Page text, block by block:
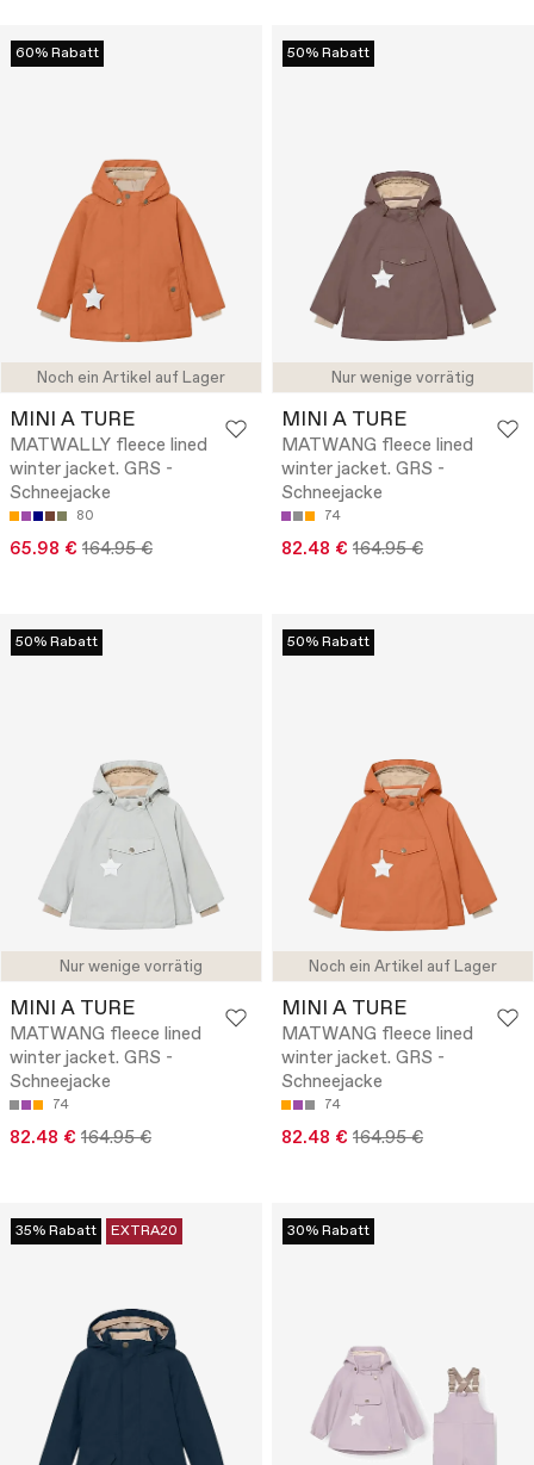
Noch ein Artikel auf Lager
60% Rabatt
MINI A TURE
MATWALLY fleece lined
winter jacket. GRS -
Schneejacke
80
65.98 € 164.95 €
Nur wenige vorrätig
50% Rabatt
MINI A TURE
MATWANG fleece lined
winter jacket. GRS -
Schneejacke
74
82.48 € 164.95 €
Nur wenige vorrätig
50% Rabatt
MINI A TURE
MATWANG fleece lined
winter jacket. GRS -
Schneejacke
74
82.48 € 164.95 €
Noch ein Artikel auf Lager
50% Rabatt
MINI A TURE
MATWANG fleece lined
winter jacket. GRS -
Schneejacke
74
82.48 € 164.95 €
35% Rabatt EXTRA20 30% Rabatt